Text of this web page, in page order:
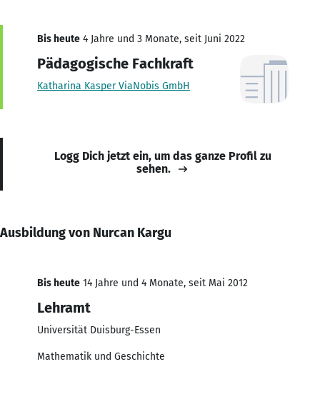
Bis heute 4 Jahre und 3 Monate, seit Juni 2022
Pädagogische Fachkraft
Katharina Kasper ViaNobis GmbH
Logg Dich jetzt ein, um das ganze Profil zu
sehen.
Ausbildung von Nurcan Kargu
Bis heute 14 Jahre und 4 Monate, seit Mai 2012
Lehramt
Universität Duisburg-Essen
Mathematik und Geschichte